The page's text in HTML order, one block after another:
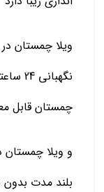
ویلا چمستان
چمستان قابل
و ویلا چمستان
بلند مدت بدون